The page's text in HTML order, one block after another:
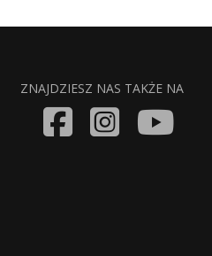
ZNAJDZIESZ NAS TAKŻE NA